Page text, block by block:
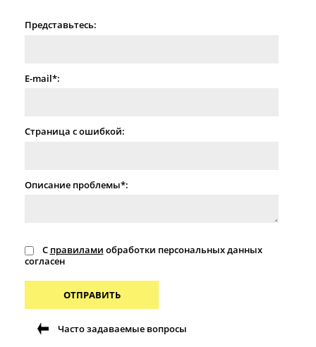
Представьтесь:
E-mail*:
Страница с ошибкой:
Описание проблемы*:
С правилами обработки персональных данных
согласен
ОТПРАВИТЬ
Часто задаваемые вопросы